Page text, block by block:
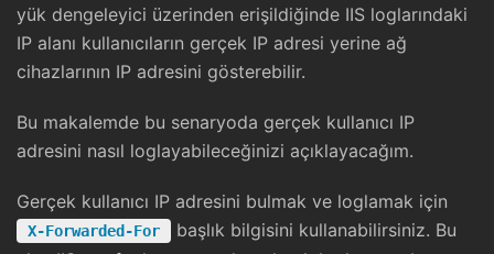
yük dengeleyici üzerinden erişildiğinde IIS loglarındaki
IP alanı kullanıcıların gerçek IP adresi yerine ağ
cihazlarının IP adresini gösterebilir.
Bu makalemde bu senaryoda gerçek kullanıcı IP
adresini nasıl loglayabileceğinizi açıklayacağım.
Gerçek kullanıcı IP adresini bulmak ve loglamak için
X-Forwarded-For
başlık bilgisini kullanabilirsiniz. Bu